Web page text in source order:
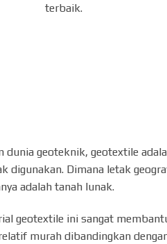
terbaik.
dunia geoteknik, geotextile
digunakan. Dimana letak
adalah tanah lunak.
geotextile ini sangat
murah dibandingkan